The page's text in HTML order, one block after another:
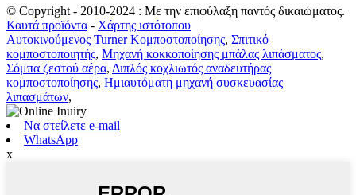
© Copyright - 2010-2024 : Με την επιφύλαξη παντός δικαιώματος.
Καυτά προϊόντα - Χάρτης ιστότοπου
Αυτοκινούμενος Turner Κομποστοποίησης, Σπιτικό
κομποστοποιητής, Μηχανή κοκκοποίησης μπάλας λιπάσματος,
Σόμπα ζεστού αέρα, Διπλός κοχλιωτός αναδευτήρας
κομποστοποίησης, Ημιαυτόματη μηχανή συσκευασίας
λιπασμάτων,
Να στείλετε e-mail
WhatsApp
x